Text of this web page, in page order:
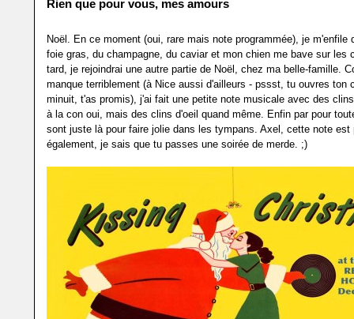
Rien que pour vous, mes amours
Noël. En ce moment (oui, rare mais note programmée), je m'enfile
foie gras, du champagne, du caviar et mon chien me bave sur les
tard, je rejoindrai une autre partie de Noël, chez ma belle-famille.
manque terriblement (à Nice aussi d'ailleurs - pssst, tu ouvres ton
minuit, t'as promis), j'ai fait une petite note musicale avec des
à la con oui, mais des clins d'oeil quand même. Enfin par pour
sont juste là pour faire jolie dans les tympans. Axel, cette note est
également, je sais que tu passes une soirée de merde. ;)